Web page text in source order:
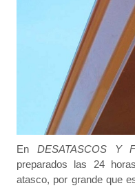
En DESATASCOS Y
preparados las 24
atasco, por grande que